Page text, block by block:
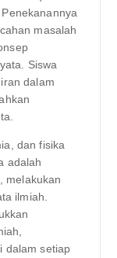
masalah
Siswa
dalam
dan fisika
adalah
melakukan
ilmiah.
dalam setiap